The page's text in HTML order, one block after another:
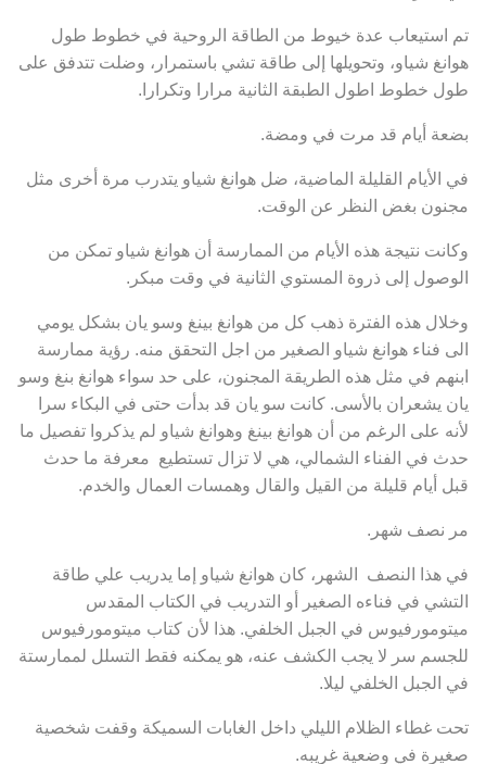
تم استيعاب عدة خيوط من الطاقة الروحية في خطوط طول
هوانغ شياو، وتحويلها إلى طاقة تشي باستمرار، وضلت تتدفق على
طول خطوط اطول الطبقة الثانية مرارا وتكرارا.
بضعة أيام قد مرت في ومضة.
في الأيام القليلة الماضية، ضل هوانغ شياو يتدرب مرة أخرى مثل
مجنون بغض النظر عن الوقت.
وكانت نتيجة هذه الأيام من الممارسة أن هوانغ شياو تمكن من
الوصول إلى ذروة المستوي الثانية في وقت مبكر.
وخلال هذه الفترة ذهب كل من هوانغ بينغ وسو يان بشكل يومي
الى فناء هوانغ شياو الصغير من اجل التحقق منه. رؤية ممارسة
ابنهم في مثل هذه الطريقة المجنون، على حد سواء هوانغ بنغ وسو
يان يشعران بالأسى. كانت سو يان قد بدأت حتى في البكاء سرا
لأنه على الرغم من أن هوانغ بينغ وهوانغ شياو لم يذكروا تفصيل ما
حدث في الفناء الشمالي، هي لا تزال تستطيع معرفة ما حدث
قبل أيام قليلة من القيل والقال وهمسات العمال والخدم.
مر نصف شهر.
في هذا النصف الشهر، كان هوانغ شياو إما يدريب علي طاقة
التشي في فناءه الصغير أو التدريب في الكتاب المقدس
ميتومورفيوس في الجبل الخلفي. هذا لأن كتاب ميتومورفيوس
للجسم سر لا يجب الكشف عنه، هو يمكنه فقط التسلل لممارستة
في الجبل الخلفي ليلا.
تحت غطاء الظلام الليلي داخل الغابات السميكة وقفت شخصية
صغيرة في وضعية غريبه.